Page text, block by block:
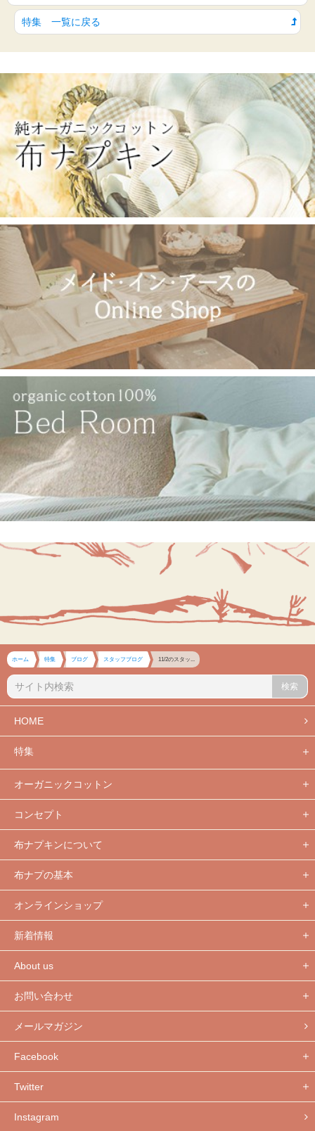
特集 一覧に戻る
ホーム 特集 ブログ スタッフブログ 11/2のスタッ...
検索
HOME
特集
オーガニックコットン
コンセプト
布ナプキンについて
布ナプの基本
オンラインショップ
新着情報
About us
お問い合わせ
メールマガジン
Facebook
Twitter
Instagram